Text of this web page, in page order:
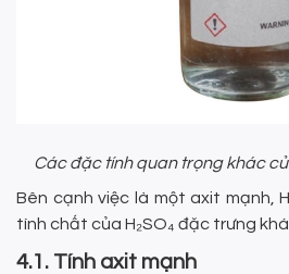
Các đặc tính quan trọng khác
Bên cạnh việc là một axit mạnh,
tính chất của H₂SO₄ đặc trưng
4.1. Tính axit mạnh